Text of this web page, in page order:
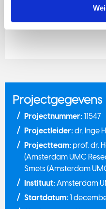
Projectgegevens
Projectnummer: 11547
Projectleider: dr. Inge
Projectteam: prof. dr.
(Amsterdam UMC
Smets (Amsterdam
Instituut: Amsterdam
Startdatum: 1